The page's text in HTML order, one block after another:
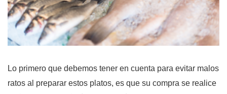
Lo primero que debemos tener en cuenta para evitar malos
ratos al preparar estos platos, es que su compra se realice